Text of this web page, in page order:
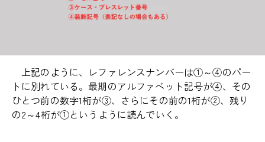
上記のように、レファレンスナンバーは①～④のパー
トに別れている。最期のアルファベット記号が④、その
ひとつ前の数字1桁が③、さらにその前の1桁が②、残り
の2～4桁が①というように読んでいく。